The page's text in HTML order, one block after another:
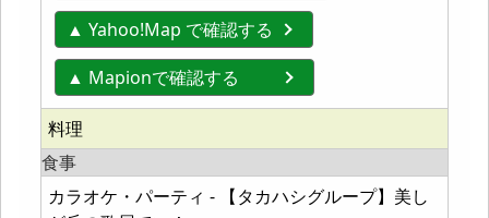
▲ Yahoo!Map で確認する
▲ Mapionで確認する
料理
食事
カラオケ・パーティ - 【タカハシグループ】美し